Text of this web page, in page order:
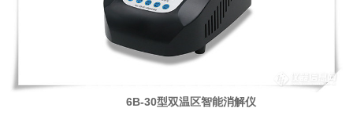
6B-30型双温区智能消解仪